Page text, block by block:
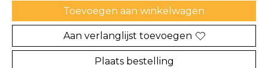
Toevoegen aan winkelwagen
Aan verlanglijst toevoegen
Plaats bestelling